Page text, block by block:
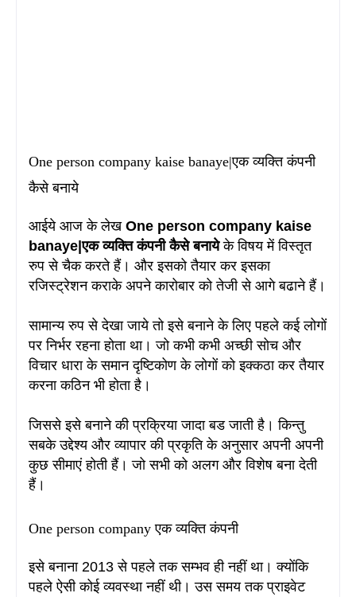
One person company kaise banaye|एक व्यक्ति कंपनी
कैसे बनाये
आईये आज के लेख One person company kaise
banaye|एक व्यक्ति कंपनी कैसे बनायेके विषय में विस्तृत
रुप से चैक करते हैं। और इसको तैयार कर इसका
रजिस्ट्रेशन कराके अपने कारोबार को तेजी से आगे बढाने हैं।
सामान्य रुप से देखा जाये तो इसे बनाने के लिए पहले कई लोगों
पर निर्भर रहना होता था। जो कभी कभी अच्छी सोच और
विचार धारा के समान दृष्टिकोण के लोगों को इक्कठा कर तैयार
करना कठिन भी होता है।
जिससे इसे बनाने की प्रक्रिया जादा बड जाती है। किन्तु
सबके उद्देश्य और व्यापार की प्रकृति के अनुसार अपनी अपनी
कुछ सीमाएं होती हैं। जो सभी को अलग और विशेष बना देती
हैं।
One person company एक व्यक्ति कंपनी
इसे बनाना 2013 से पहले तक सम्भव ही नहीं था। क्योंकि
पहले ऐसी कोई व्यवस्था नहीं थी। उस समय तक प्राइवेट